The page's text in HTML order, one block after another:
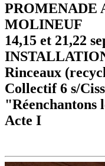
PROMENADE
MOLINEUF
14,15 et 21,22
Rinceaux
Collectif 6 s/
"Réenchantons
Acte I